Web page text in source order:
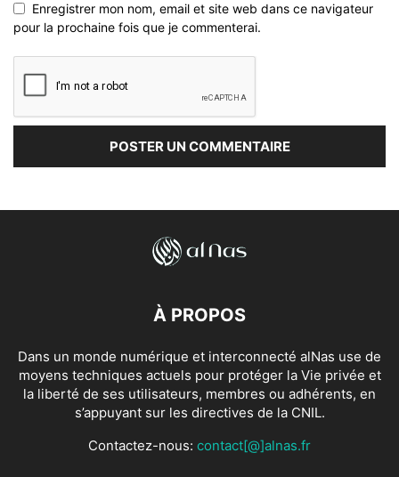
Enregistrer mon nom, email et site web dans ce navigateur
pour la prochaine fois que je commenterai.
À PROPOS
Dans un monde numérique et interconnecté alNas use de
moyens techniques actuels pour protéger la Vie privée et
la liberté de ses utilisateurs, membres ou adhérents, en
s’appuyant sur les directives de la CNIL.
Contactez-nous: contact[@]alnas.fr